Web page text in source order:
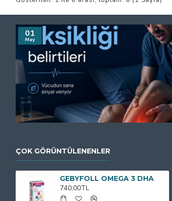
01
May
ÇOK GÖRÜNTÜLENENLER
GEBYFOLL OMEGA 3 DHA
740,00TL